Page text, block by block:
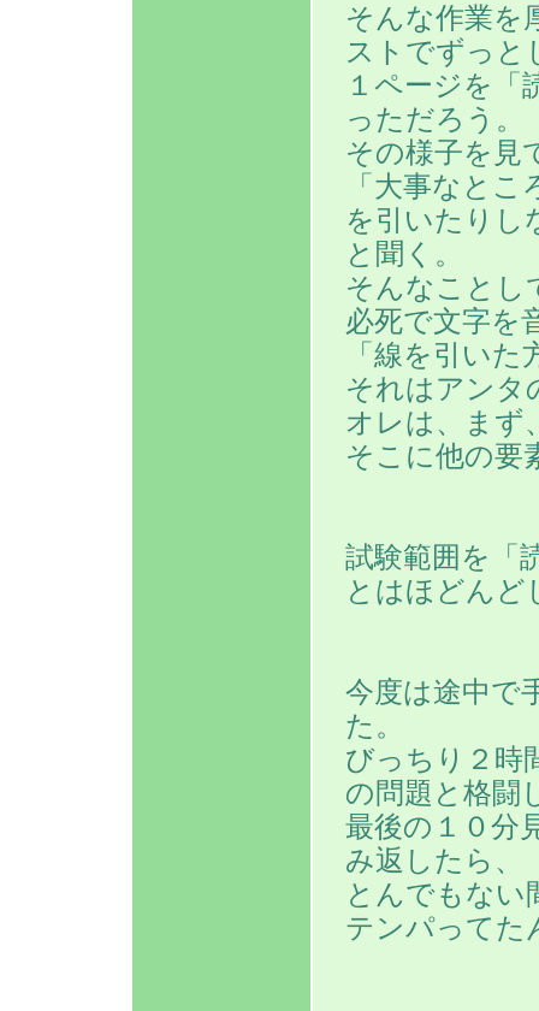
そんな作業を
ストでずっと
１ページを「
っただろう。
その様子を見
「大事なと
を引いたりし
と聞く。
そんなことし
必死で文字を
「線を引い
それはアンタ
オレは、まず
そこに他の要
試験範囲を「
とはほどんど
今度は途中で
た。
びっちり２時
の問題と格闘
最後の１０分
み返したら、
とんでもない
テンパってた